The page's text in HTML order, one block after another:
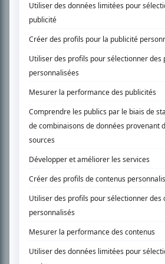
l’actualité télévisuelle au 98,5.
En savoir plus »
PLAN DU SITE
Accueil
Liste des oeuvres
Recherche avancée
À propos